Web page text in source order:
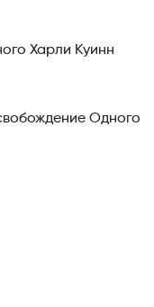
Харли Куинн
Одного